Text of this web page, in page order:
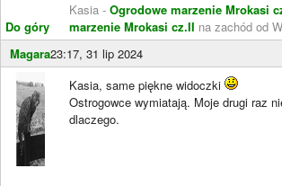
Do góry
Kasia - Ogrodowe marzenie Mrokasi
marzenie Mrokasi cz.II na zachód od
Magara23:17, 31 lip 2024
Kasia, same piękne widoczki
Ostrogowce wymiatają. Moje drugi raz
dlaczego.